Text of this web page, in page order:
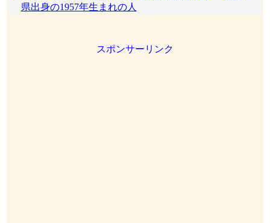
県出身の1957年生まれの人
スポンサーリンク